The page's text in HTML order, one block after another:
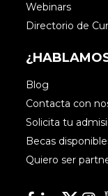
Webinars
Directorio de
Blog
Contacta con
Solicita tu
Becas
Quiero ser